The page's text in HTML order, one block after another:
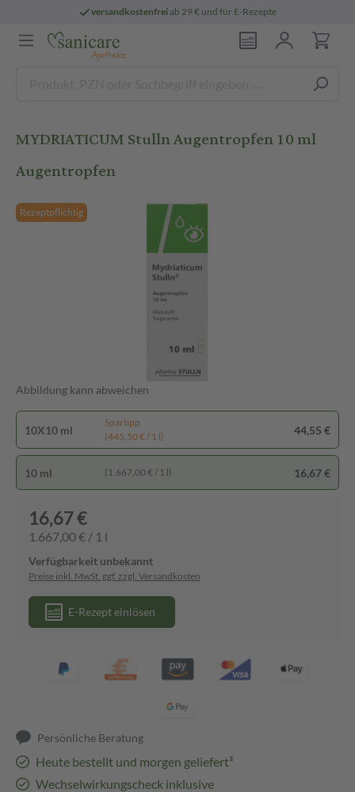
versandkostenfreiab 29 € und für E-Rezepte
MYDRIATICUM Stulln Augentropfen 10 ml
Augentropfen
Rezeptpflichtig
Abbildung kann abweichen
10X10 ml
Spartipp
(445,50 € / 1 l)
44,55 €
10 ml (1.667,00 € / 1 l) 16,67 €
16,67 €
1.667,00 € / 1 l
Verfügbarkeit unbekannt
Preise inkl. MwSt. ggf. zzgl. Versandkosten
E-Rezept einlösen
Persönliche Beratung
Heute bestellt und morgen geliefert³
Wechselwirkungscheck inklusive